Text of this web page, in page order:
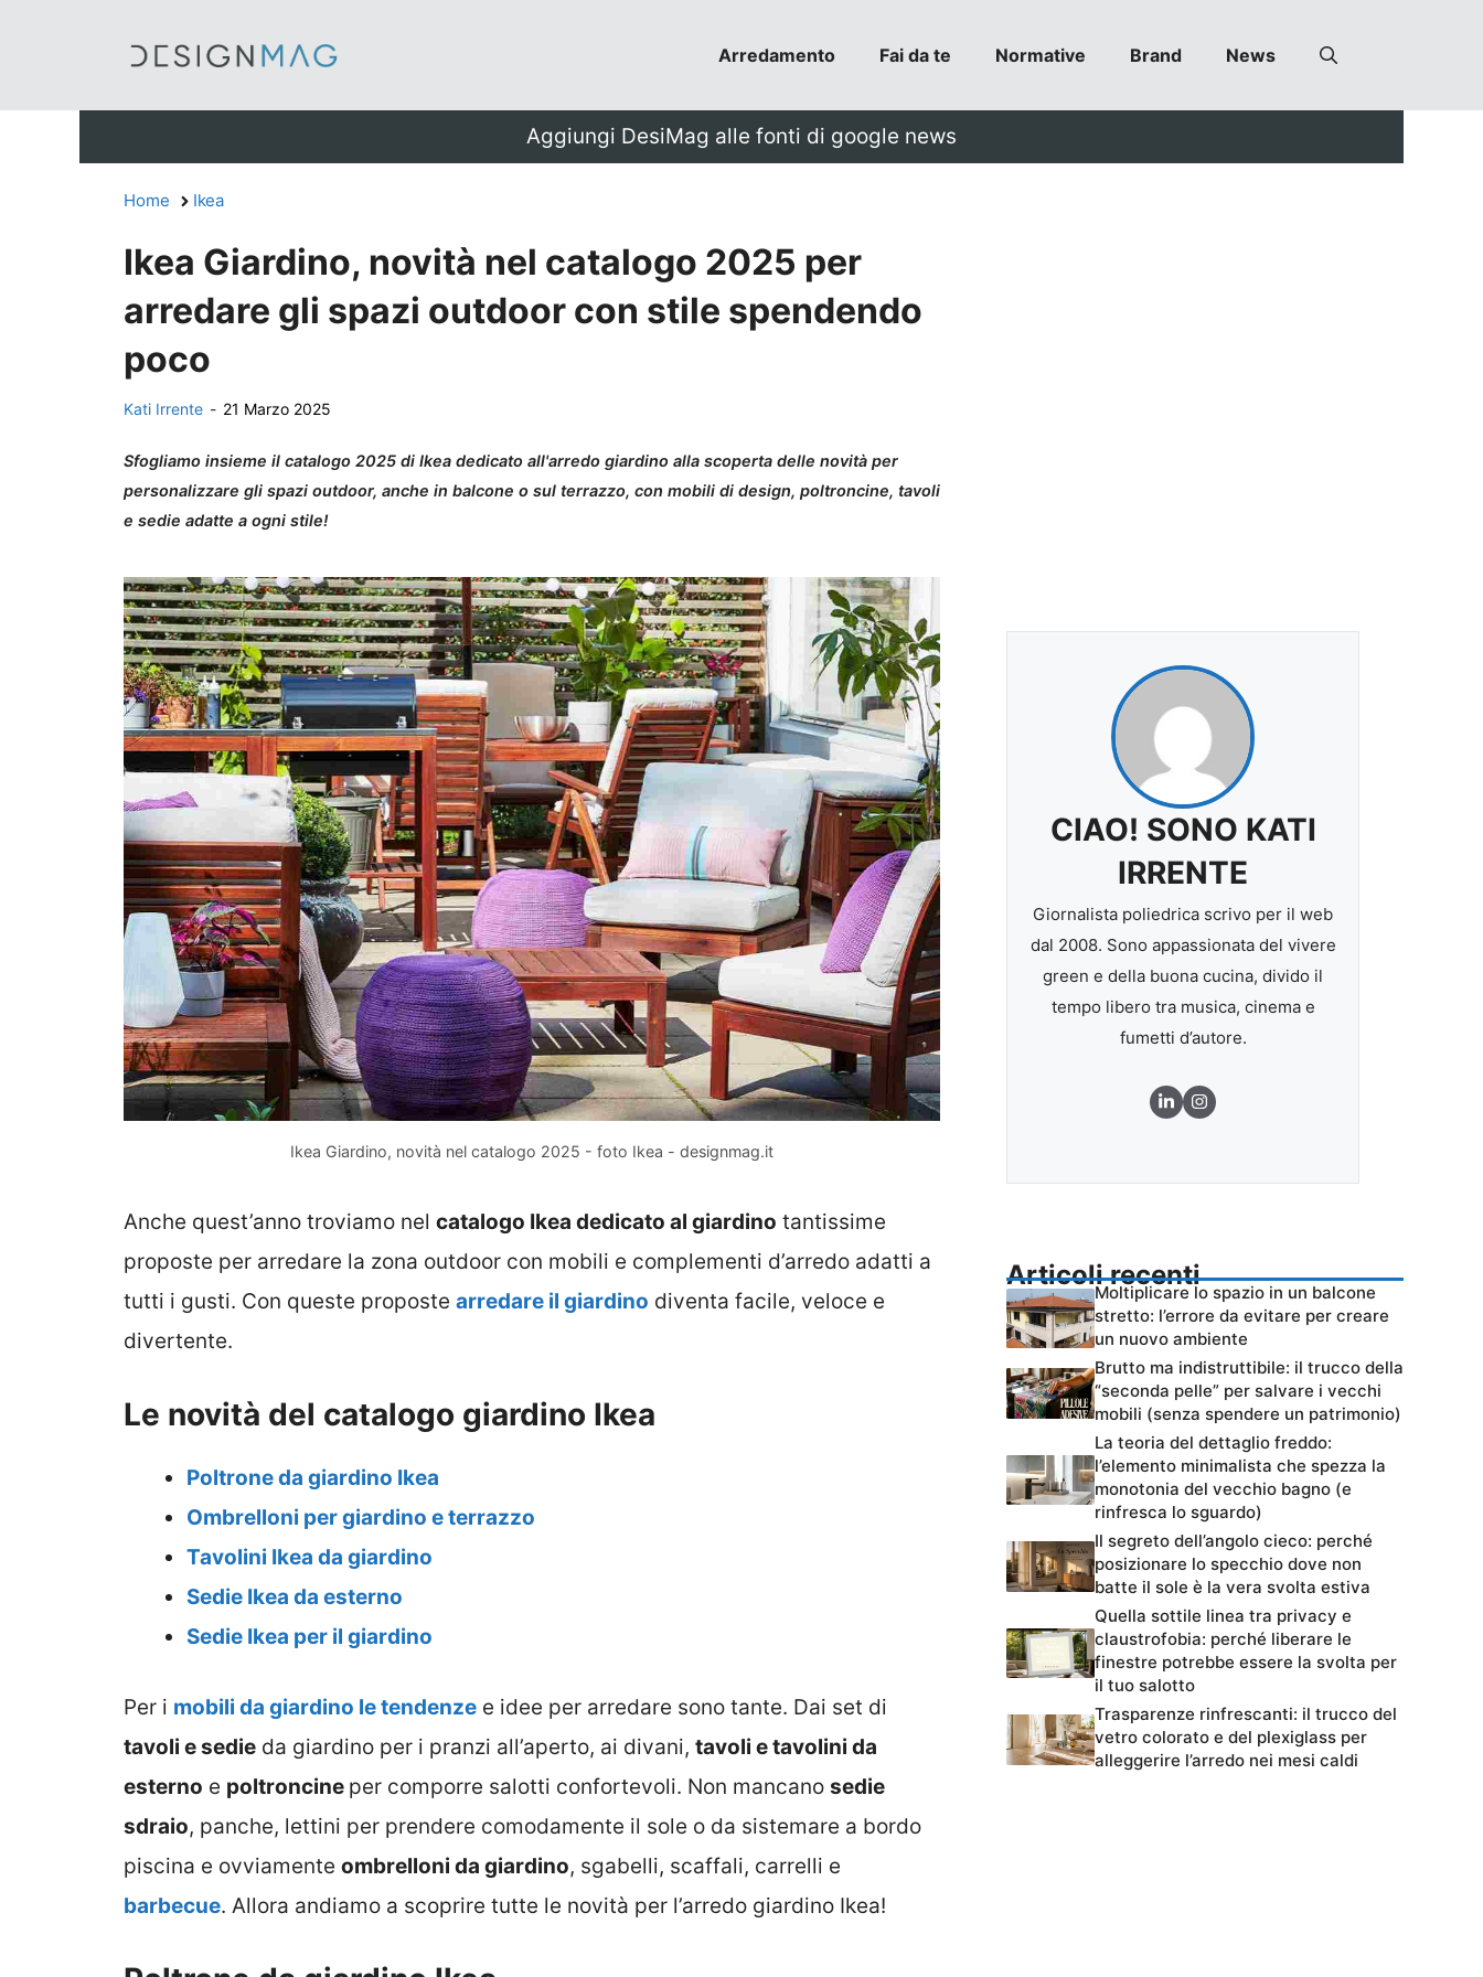
Arredamento Fai da te Normative Brand News
Aggiungi DesiMag alle fonti di google news
Home Ikea
Ikea Giardino, novità nel catalogo 2025 per
arredare gli spazi outdoor con stile spendendo
poco
Kati Irrente - 21 Marzo 2025
Sfogliamo insieme il catalogo 2025 di Ikea dedicato all'arredo giardino alla scoperta delle novità per
personalizzare gli spazi outdoor, anche in balcone o sul terrazzo, con mobili di design, poltroncine, tavoli
e sedie adatte a ogni stile!
Ikea Giardino, novità nel catalogo 2025 - foto Ikea - designmag.it
Anche quest’anno troviamo nel catalogo Ikea dedicato al giardino tantissime
proposte per arredare la zona outdoor con mobili e complementi d’arredo adatti a
tutti i gusti. Con queste proposte arredare il giardino diventa facile, veloce e
divertente.
Le novità del catalogo giardino Ikea
Poltrone da giardino Ikea
Ombrelloni per giardino e terrazzo
Tavolini Ikea da giardino
Sedie Ikea da esterno
Sedie Ikea per il giardino
Per i mobili da giardino le tendenze e idee per arredare sono tante. Dai set di
tavoli e sedie da giardino per i pranzi all’aperto, ai divani, tavoli e tavolini da
esterno e poltroncine per comporre salotti confortevoli. Non mancano sedie
sdraio, panche, lettini per prendere comodamente il sole o da sistemare a bordo
piscina e ovviamente ombrelloni da giardino, sgabelli, scaffali, carrelli e
barbecue. Allora andiamo a scoprire tutte le novità per l’arredo giardino Ikea!
CIAO! SONO KATI
IRRENTE
Giornalista poliedrica scrivo per il web
dal 2008. Sono appassionata del vivere
green e della buona cucina, divido il
tempo libero tra musica, cinema e
fumetti d’autore.
Articoli recenti
Moltiplicare lo spazio in un balcone
stretto: l’errore da evitare per creare
un nuovo ambiente
Brutto ma indistruttibile: il trucco della
“seconda pelle” per salvare i vecchi
mobili (senza spendere un patrimonio)
La teoria del dettaglio freddo:
l’elemento minimalista che spezza la
monotonia del vecchio bagno (e
rinfresca lo sguardo)
Il segreto dell’angolo cieco: perché
posizionare lo specchio dove non
batte il sole è la vera svolta estiva
Quella sottile linea tra privacy e
claustrofobia: perché liberare le
finestre potrebbe essere la svolta per
il tuo salotto
Trasparenze rinfrescanti: il trucco del
vetro colorato e del plexiglass per
alleggerire l’arredo nei mesi caldi